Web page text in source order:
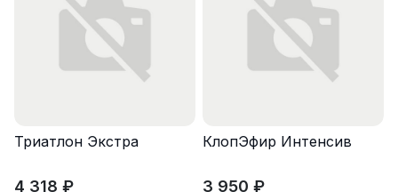
Триатлон Экстра
4 318 ₽
КлопЭфир Интенсив
3 950 ₽